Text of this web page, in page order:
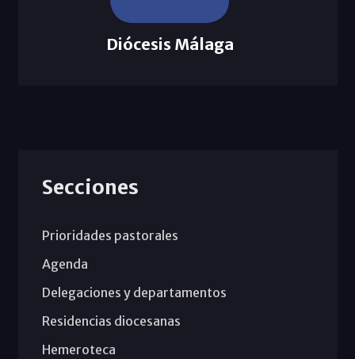
Diócesis Málaga
Secciones
Prioridades pastorales
Agenda
Delegaciones y departamentos
Residencias diocesanas
Hemeroteca